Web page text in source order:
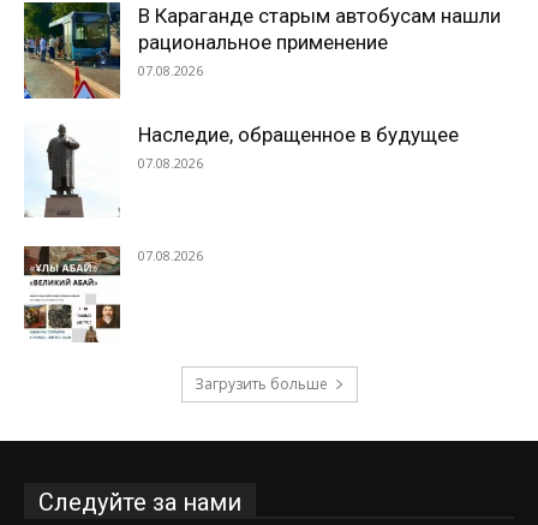
В Караганде старым автобусам нашли
рациональное применение
07.08.2026
Наследие, обращенное в будущее
07.08.2026
07.08.2026
Загрузить больше
Следуйте за нами